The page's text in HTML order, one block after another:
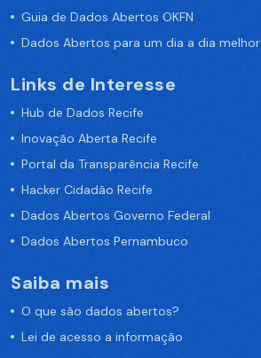
Guia de Dados Abertos OKFN
Dados Abertos para um dia a dia melhor
Links de Interesse
Hub de Dados Recife
Inovação Aberta Recife
Portal da Transparência Recife
Hacker Cidadão Recife
Dados Abertos Governo Federal
Dados Abertos Pernambuco
Saiba mais
O que são dados abertos?
Lei de acesso a informação